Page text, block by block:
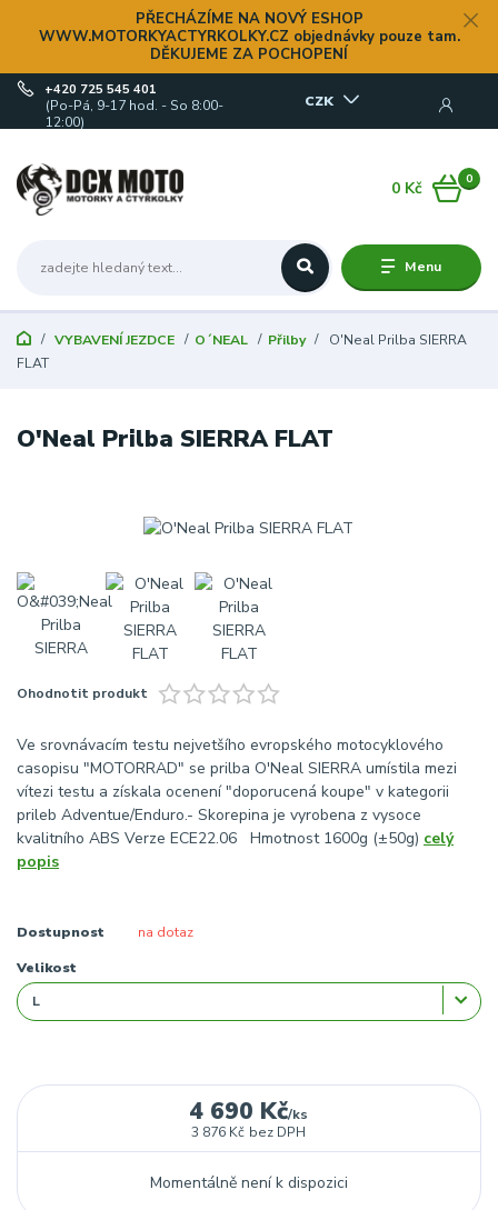
PŘECHÁZÍME NA NOVÝ ESHOP
WWW.MOTORKYACTYRKOLKY.CZ objednávky pouze tam.
DĚKUJEME ZA POCHOPENÍ
Menu
CZK
+420 725 545 401
(Po-Pá, 9-17 hod. - So 8:00-
12:00)
0
0 Kč
VYBAVENÍ JEZDCE O´NEAL Přilby
O'Neal Prilba SIERRA
FLAT
O'Neal Prilba SIERRA FLAT
Ohodnotit produkt
Ve srovnávacím testu nejvetšího evropského motocyklového
casopisu "MOTORRAD" se prilba O'Neal SIERRA umístila mezi
vítezi testu a získala ocenení "doporucená koupe" v kategorii
prileb Adventue/Enduro.- Skorepina je vyrobena z vysoce
kvalitního ABS Verze ECE22.06 Hmotnost 1600g (±50g) celý
popis
Dostupnost na dotaz
Velikost
4 690 Kč/ks
3 876 Kč bez DPH
Momentálně není k dispozici